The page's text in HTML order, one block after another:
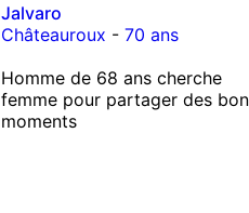
Jalvaro
Châteauroux - 70 ans
Homme de 68 ans cherche
femme pour partager des
moments